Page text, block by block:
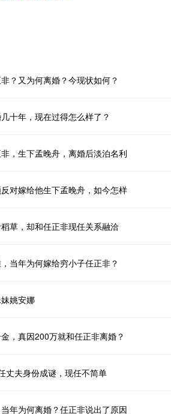
？又为何离婚？今现状如何？
十年，现在过得怎么样了？
，生下孟晚舟，离婚后淡泊名利
对嫁给他生下孟晚舟，如今怎样
草，却和任正非现任关系融洽
当年为何嫁给穷小子任正非？
姚安娜
，真因200万就和任正非离婚？
丈夫身份成谜，现任不简单
年为何离婚？任正非说出了原因